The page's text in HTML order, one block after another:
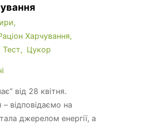
Харчування
Цукор
від 28 квітня.
відповідаємо на
джерелом енергії, а